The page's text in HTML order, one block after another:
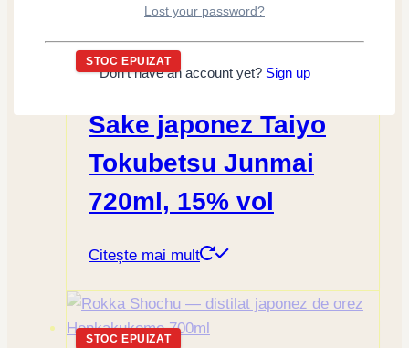
STOC EPUIZAT
Sake japonez Taiyo
Tokubetsu Junmai
720ml, 15% vol
Citește mai mult
STOC EPUIZAT
Lost your password?
Don't have an account yet? Sign up